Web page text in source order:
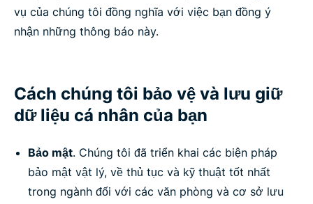
vụ của chúng tôi đồng nghĩa với việc bạn đồng ý
nhận những thông báo này.
Cách chúng tôi bảo vệ và lưu giữ
dữ liệu cá nhân của bạn
Bảo mật. Chúng tôi đã triển khai các biện pháp
bảo mật vật lý, về thủ tục và kỹ thuật tốt nhất
trong ngành đối với các văn phòng và cơ sở lưu